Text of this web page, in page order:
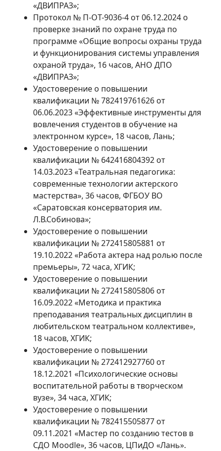
«ДВИПРАЗ»;
Протокол № П-ОТ-9036-4 от 06.12.2024 о
проверке знаний по охране труда по
программе «Общие вопросы охраны труда
и функционирования системы управления
охраной труда», 16 часов, АНО ДПО
«ДВИПРАЗ»;
Удостоверение о повышении
квалификации № 782419761626 от
06.06.2023 «Эффективные инструменты для
вовлечения студентов в обучение на
электронном курсе», 18 часов, Лань;
Удостоверение о повышении
квалификации № 642416804392 от
14.03.2023 «Театральная педагогика:
современные технологии актерского
мастерства», 36 часов, ФГБОУ ВО
«Саратовская консерватория им.
Л.В.Собинова»;
Удостоверение о повышении
квалификации № 272415805881 от
19.10.2022 «Работа актера над ролью после
премьеры», 72 часа, ХГИК;
Удостоверение о повышении
квалификации № 272415805806 от
16.09.2022 «Методика и практика
преподавания театральных дисциплин в
любительском театральном коллективе»,
18 часов, ХГИК;
Удостоверение о повышении
квалификации № 272412927760 от
18.12.2021 «Психологические основы
воспитательной работы в творческом
вузе», 34 часа, ХГИК;
Удостоверение о повышении
квалификации № 782415505877 от
09.11.2021 «Мастер по созданию тестов в
СДО Moodle», 36 часов, ЦПиДО «Лань».